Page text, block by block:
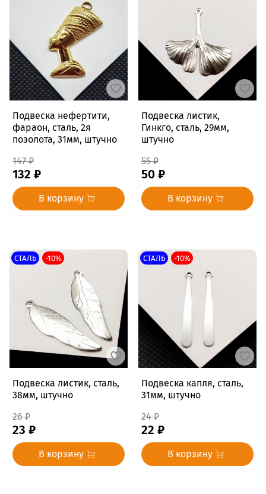
Подвеска нефертити,
фараон, сталь, 2я
позолота, 31мм, штучно
147 ₽
132 ₽
В корзину
Подвеска листик,
Гинкго, сталь, 29мм,
штучно
55 ₽
50 ₽
В корзину
СТАЛЬ -10%
Подвеска листик, сталь,
38мм, штучно
26 ₽
23 ₽
В корзину
СТАЛЬ -10%
Подвеска капля, сталь,
31мм, штучно
24 ₽
22 ₽
В корзину